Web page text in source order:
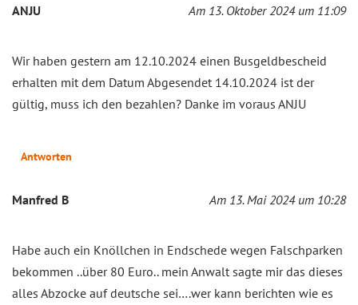
ANJU Am 13. Oktober 2024 um 11:09
Wir haben gestern am 12.10.2024 einen Busgeldbescheid
erhalten mit dem Datum Abgesendet 14.10.2024 ist der
gültig, muss ich den bezahlen? Danke im voraus ANJU
Antworten
Manfred B Am 13. Mai 2024 um 10:28
Habe auch ein Knöllchen in Endschede wegen Falschparken
bekommen ..über 80 Euro.. mein Anwalt sagte mir das dieses
alles Abzocke auf deutsche sei….wer kann berichten wie es